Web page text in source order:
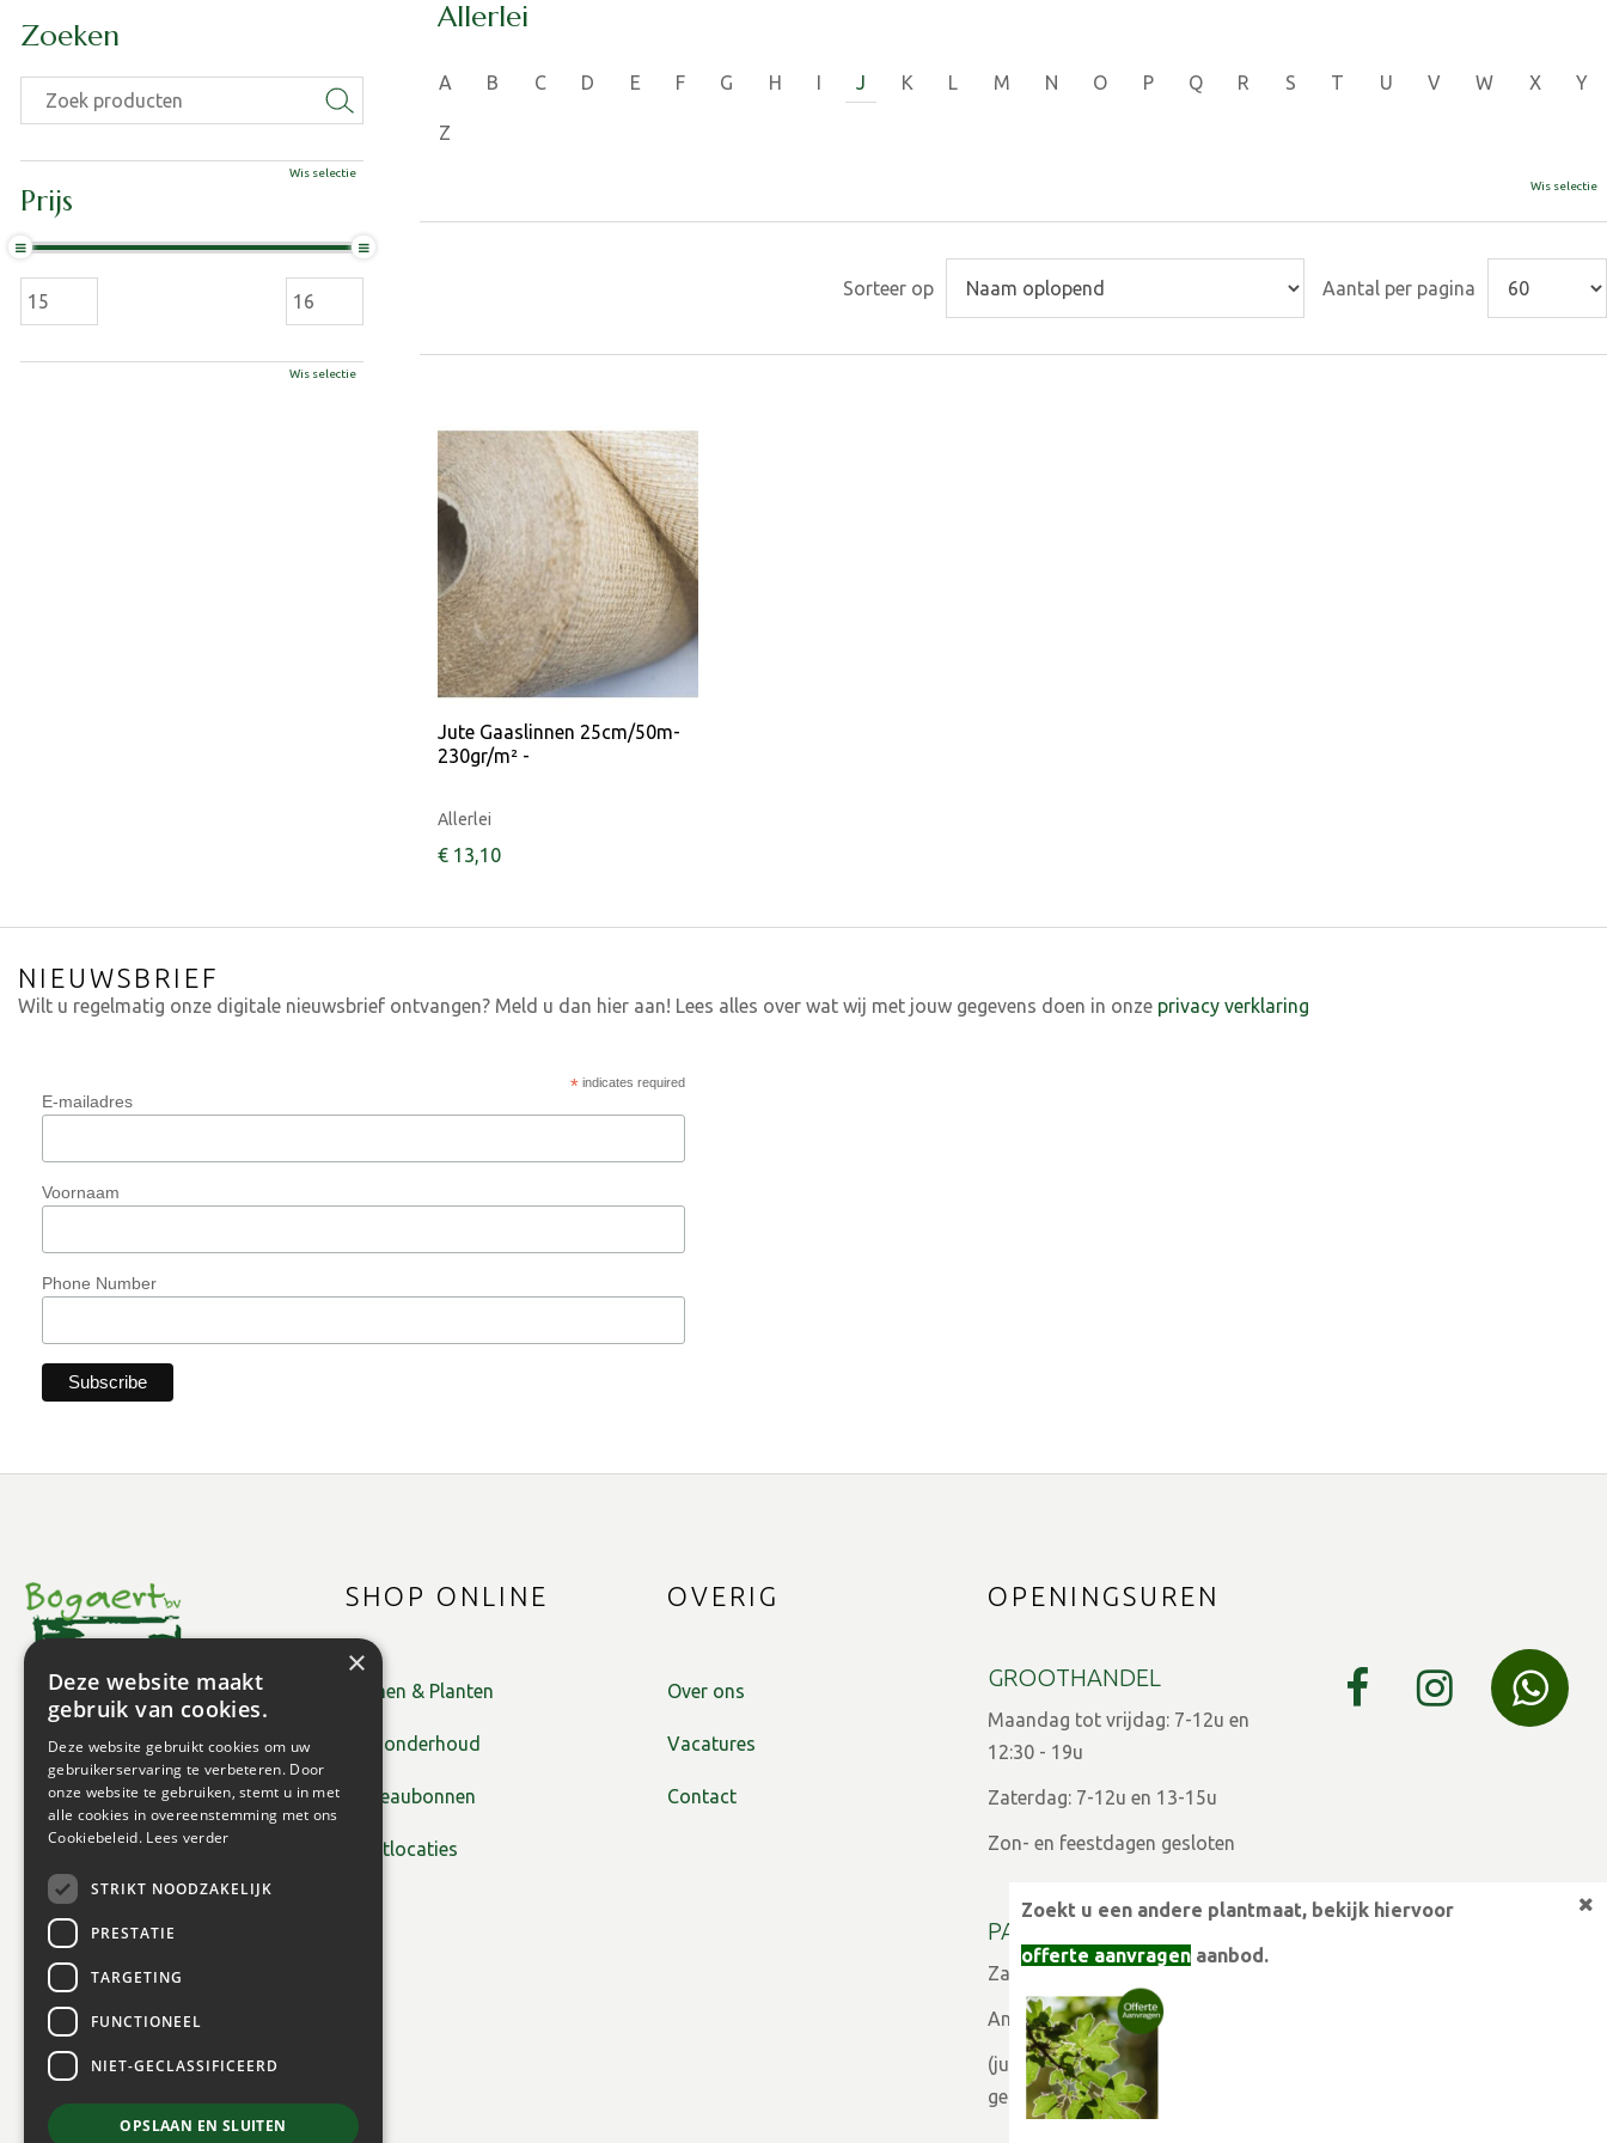
Allerlei
A B C D E F G H I J K L M N O P Q R S T U V W X Y
Z
Wis selectie
Aantal per pagina
Sorteer op
Jute Gaaslinnen 25cm/50m-
230gr/m² -
Allerlei
€ 13,10
Zoeken
Wis selectie
Prijs
Wis selectie
NIEUWSBRIEF
Wilt u regelmatig onze digitale nieuwsbrief ontvangen? Meld u dan hier aan! Lees alles over wat wij met jouw gegevens doen in onze privacy verklaring
*indicates required
E-mailadres
Voornaam
Phone Number
SHOP ONLINE
Bomen & Planten
Tuinonderhoud
Cadeaubonnen
Plantlocaties
OVERIG
Over ons
Vacatures
Contact
OPENINGSUREN
GROOTHANDEL
Maandag tot vrijdag: 7-12u en
12:30 - 19u
Zaterdag: 7-12u en 13-15u
Zon- en feestdagen gesloten
PARTICULIER
Zaterdag: 7-12 en 13:30u - 17u
Andere dagen op afspraak
(juli - augustus zaterdag
gesloten)
Zoekt u een andere plantmaat, bekijk hiervoor
offerte aanvragen aanbod.
×
Deze website maakt
gebruik van cookies.
Deze website gebruikt cookies om uw
gebruikerservaring te verbeteren. Door
onze website te gebruiken, stemt u in met
alle cookies in overeenstemming met ons
Cookiebeleid. Lees verder
STRIKT NOODZAKELIJK
PRESTATIE
TARGETING
FUNCTIONEEL
NIET-GECLASSIFICEERD
OPSLAAN EN SLUITEN